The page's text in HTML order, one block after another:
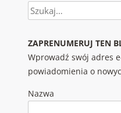
Szukaj
ZAPRENUMERUJ TEN
Wprowadź swój adres
powiadomienia o
Nazwa